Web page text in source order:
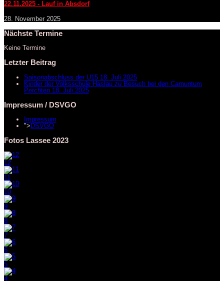
22.11.2025 - Lauf in Absdorf
28. November 2025
Nächste Termine
Keine Termine
Letzter Beitrag
Saisonabschluss der U15 18. Juli 2025
Kinder der Volksschule Haslau zu Besuch bei den Carnuntum
Perchten 18. Juli 2025
Impressum / DSVGO
Impressum
"> DSVGO
Fotos Lassee 2023
12
11
10
9
8
7
6
5
4